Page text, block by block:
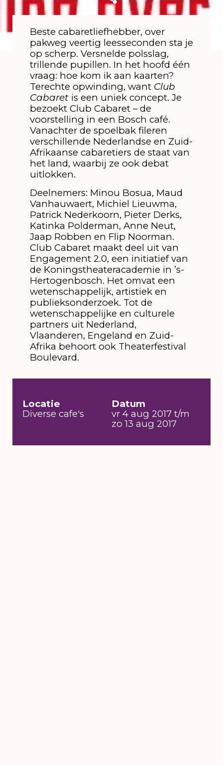
Beste cabaretliefhebber, over
pakweg veertig leesseconden sta je
op scherp. Versnelde polsslag,
trillende pupillen. In het hoofd één
vraag: hoe kom ik aan kaarten?
Terechte opwinding, want Club
Cabaret is een uniek concept. Je
bezoekt Club Cabaret – de
voorstelling in een Bosch café.
Vanachter de spoelbak fileren
verschillende Nederlandse en Zuid-
Afrikaanse cabaretiers de staat van
het land, waarbij ze ook debat
uitlokken.
Deelnemers: Minou Bosua, Maud
Vanhauwaert, Michiel Lieuwma,
Patrick Nederkoorn, Pieter Derks,
Katinka Polderman, Anne Neut,
Jaap Robben en Flip Noorman.
Club Cabaret maakt deel uit van
Engagement 2.0, een initiatief van
de Koningstheateracademie in ’s-
Hertogenbosch. Het omvat een
wetenschappelijk, artistiek en
publieksonderzoek. Tot de
wetenschappelijke en culturele
partners uit Nederland,
Vlaanderen, Engeland en Zuid-
Afrika behoort ook Theaterfestival
Boulevard.
Locatie
Diverse cafe's
Datum
vr 4 aug 2017 t/m
zo 13 aug 2017